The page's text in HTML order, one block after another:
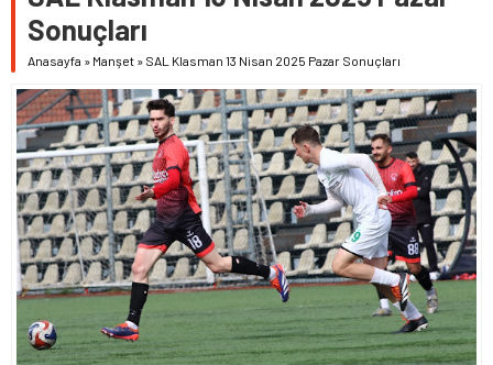
Sonuçları
Anasayfa » Manşet » SAL Klasman 13 Nisan 2025 Pazar Sonuçları